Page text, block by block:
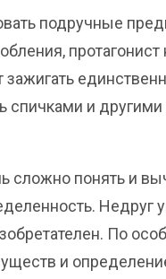
подручные
протагонист
спичками и
понять и
По
и